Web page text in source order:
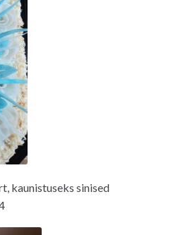
kaunistuseks sinised